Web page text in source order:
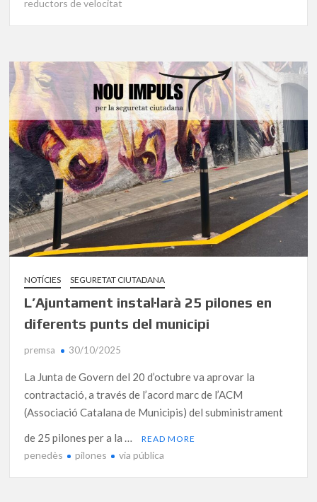
reductors de velocitat
NOTÍCIES SEGURETAT CIUTADANA
L’Ajuntament instal·larà 25 pilones en
diferents punts del municipi
premsa 30/10/2025
La Junta de Govern del 20 d’octubre va aprovar la
contractació, a través de l’acord marc de l’ACM
(Associació Catalana de Municipis) del subministrament
de 25 pilones per a la …
READ MORE
penedès pilones via pública